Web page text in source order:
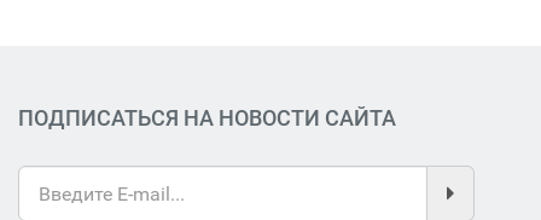
ПОДПИСАТЬСЯ НА НОВОСТИ САЙТА